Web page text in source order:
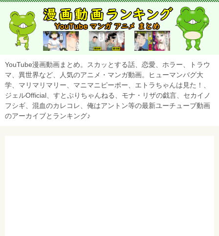
YouTube漫画動画まとめ。スカッとする話、恋愛、ホラー、トラウ
マ、異世界など、人気のアニメ・マンガ動画。ヒューマンバグ大
学、マリマリマリー、マニマニピーポー、エトラちゃんは見た！、
ジェルOfficial、すとぷりちゃんねる、モナ・リザの戯言、セカイノ
フシギ、混血のカレコレ、俺はアントン等の最新ユーチューブ動画
のアーカイブとランキング♪